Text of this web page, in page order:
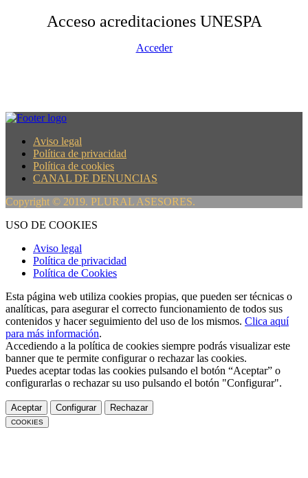
Acceso acreditaciones UNESPA
Acceder
Aviso legal
Política de privacidad
Política de cookies
CANAL DE DENUNCIAS
Copyright © 2019. PLURAL ASESORES.
USO DE COOKIES
Aviso legal
Política de privacidad
Política de Cookies
Esta página web utiliza cookies propias, que pueden ser técnicas o
analíticas, para asegurar el correcto funcionamiento de todos sus
contenidos y hacer seguimiento del uso de los mismos. Clica aquí
para más información.
Accediendo a la política de cookies siempre podrás visualizar este
banner que te permite configurar o rechazar las cookies.
Puedes aceptar todas las cookies pulsando el botón “Aceptar” o
configurarlas o rechazar su uso pulsando el botón "Configurar".
Aceptar Configurar Rechazar
COOKIES